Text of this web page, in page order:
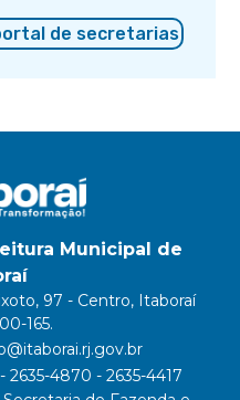
de secretarias
Municipal de
97 - Centro, Itaboraí
165.
2635-4870 - 2635-4417